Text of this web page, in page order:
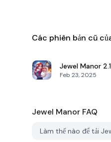
Các phiên bản cũ
Jewel Manor
Feb 23, 2025
Jewel Manor FAQ
Làm thế nào để tải